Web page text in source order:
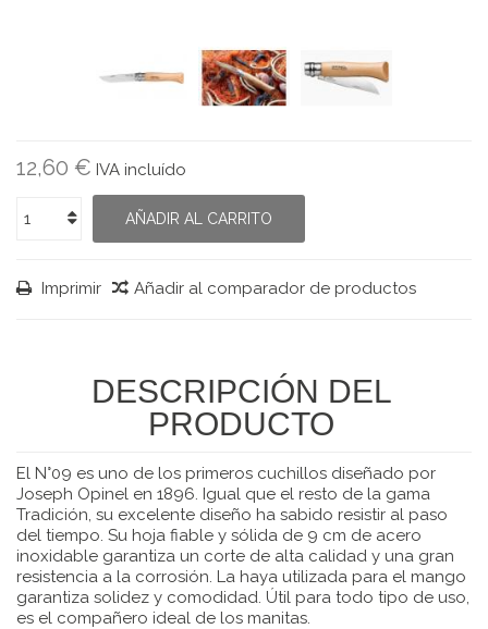
12,60 € IVA incluído
AÑADIR AL CARRITO
Imprimir Añadir al comparador de productos
DESCRIPCIÓN DEL
PRODUCTO
El N°09 es uno de los primeros cuchillos diseñado por
Joseph Opinel en 1896. Igual que el resto de la gama
Tradición, su excelente diseño ha sabido resistir al paso
del tiempo. Su hoja fiable y sólida de 9 cm de acero
inoxidable garantiza un corte de alta calidad y una gran
resistencia a la corrosión. La haya utilizada para el mango
garantiza solidez y comodidad. Útil para todo tipo de uso,
es el compañero ideal de los manitas.